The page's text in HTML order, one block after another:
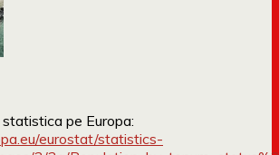
pe Europa:
eurostat/statistics-